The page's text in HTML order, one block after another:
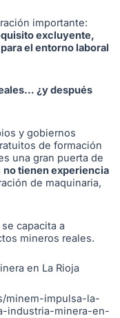
importante:
excluyente,
el entorno laboral
¿y después
y gobiernos
de formación
una gran puerta de
no tienen experiencia
de maquinaria,
capacita a
mineros reales.
en La Rioja
minem-impulsa-la-
industria-minera-en-